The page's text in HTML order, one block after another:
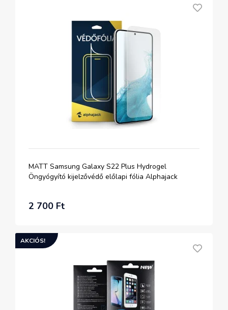
MATT Samsung Galaxy S22 Plus Hydrogel
Öngyógyító kijelzővédő előlapi fólia Alphajack
2 700 Ft
AKCIÓS!